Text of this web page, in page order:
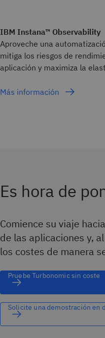
IBM Instana™ Observability
Aproveche una
mitiga los riesgos de
aplicación y maximiza la
Más información
Es hora de
Comience su viaje
de las aplicaciones y,
los costes de manera
Pruebe Turbonomic sin coste
Solicite una demostración en